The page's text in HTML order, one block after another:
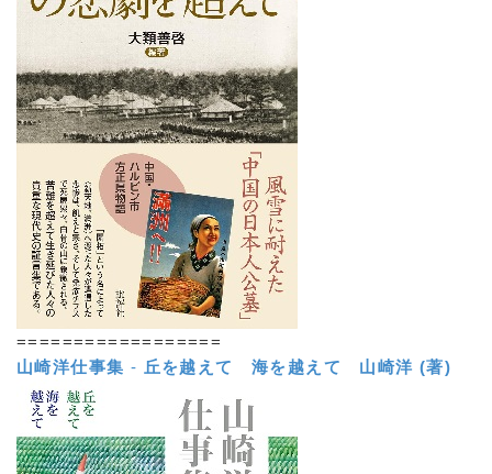
==================
山崎洋仕事集 - 丘を越えて 海を越えて 山崎洋 (著)